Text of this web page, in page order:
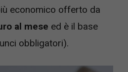
economico offerto da
al mese ed è il base
obbligatori).